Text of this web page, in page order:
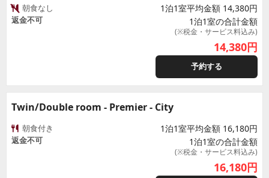
朝食なし
返金不可
1泊1室平均金額 14,380円
1泊1室の合計金額
(※税金・サービス料込み)
14,380円
予約する
Twin/Double room - Premier - City
朝食付き
返金不可
1泊1室平均金額 16,180円
1泊1室の合計金額
(※税金・サービス料込み)
16,180円